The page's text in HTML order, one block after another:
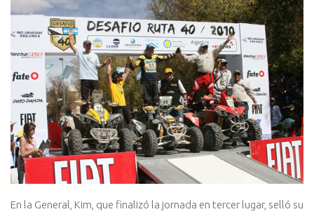
En la General, Kim, que finalizó la jornada en tercer lugar, selló su